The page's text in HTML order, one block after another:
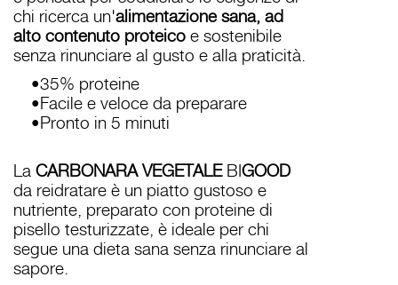
chi ricerca un'alimentazione sana, ad
alto contenuto proteico e sostenibile
senza rinunciare al gusto e alla praticità.
•35% proteine
•Facile e veloce da preparare
•Pronto in 5 minuti
La CARBONARA VEGETALE BIGOOD
da reidratare è un piatto gustoso e
nutriente, preparato con proteine di
pisello testurizzate, è ideale per chi
segue una dieta sana senza rinunciare al
sapore.